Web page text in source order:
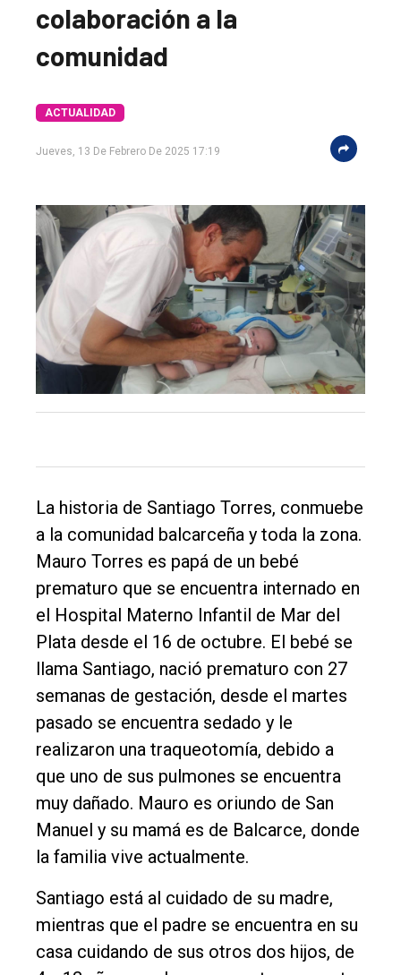
El
único
DIARIO
Balcarce
Inicio
Tendencia
Int.
General
Política
Cultura
Deportes
Fúnebres
Edición
Empresa
Nosotros
Contacto
colaboración a la
comunidad
ACTUALIDAD
Jueves, 13 De Febrero De 2025 17:19
La historia de Santiago Torres, conmuebe
a la comunidad balcarceña y toda la zona.
Mauro Torres es papá de un bebé
prematuro que se encuentra internado en
el Hospital Materno Infantil de Mar del
Plata desde el 16 de octubre. El bebé se
llama Santiago, nació prematuro con 27
semanas de gestación, desde el martes
pasado se encuentra sedado y le
realizaron una traqueotomía, debido a
que uno de sus pulmones se encuentra
muy dañado. Mauro es oriundo de San
Manuel y su mamá es de Balcarce, donde
la familia vive actualmente.
Santiago está al cuidado de su madre,
mientras que el padre se encuentra en su
casa cuidando de sus otros dos hijos, de